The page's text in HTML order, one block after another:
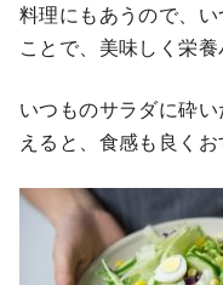
料理にもあうので、
ことで、美味しく栄養
いつものサラダに砕
えると、食感も良くお